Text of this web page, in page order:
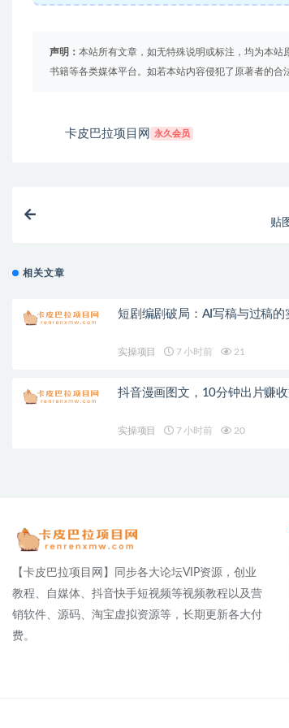
声明： 本站所有文章，如无特殊说明或标注，均为本站
书籍等各类媒体平台。如若本站内容侵犯了原著者的合
卡皮巴拉项目网 永久会员
贴
相关文章
短剧编剧破局：AI写稿与过稿的
实操项目 7 小时前 21
抖音漫画图文，10分钟出片赚
实操项目 7 小时前 20
【卡皮巴拉项目网】同步各大论坛VIP资源，创业
教程、自媒体、抖音快手短视频等视频教程以及营
销软件、源码、淘宝虚拟资源等，长期更新各大付
费。